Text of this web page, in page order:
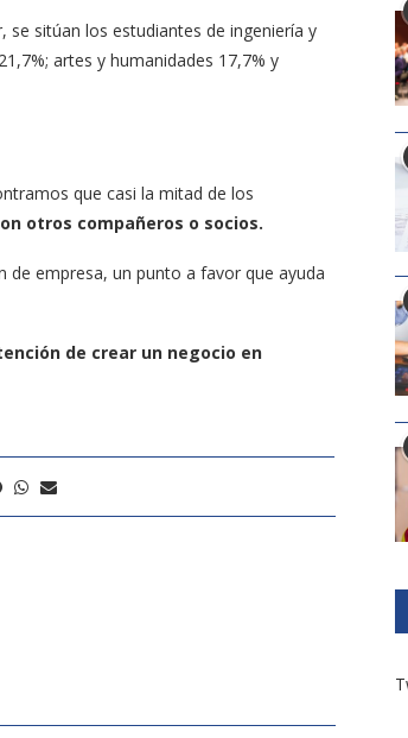
se sitúan los estudiantes de ingeniería y
artes y humanidades 17,7% y
que casi la mitad de los
otros compañeros o socios.
de empresa, un punto a favor que ayuda
de crear un negocio en